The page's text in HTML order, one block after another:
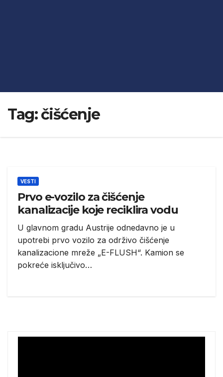
Tag:čišćenje
VESTI
Prvo e-vozilo za čišćenje
kanalizacije koje reciklira vodu
U glavnom gradu Austrije odnedavno je u
upotrebi prvo vozilo za održivo čišćenje
kanalizacione mreže „E-FLUSH“. Kamion se
pokreće isključivo…